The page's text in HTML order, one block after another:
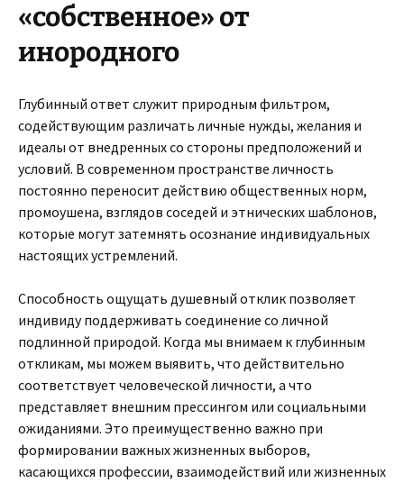
«собственное» от
инородного
Глубинный ответ служит природным фильтром,
содействующим различать личные нужды, желания и
идеалы от внедренных со стороны предположений и
условий. В современном пространстве личность
постоянно переносит действию общественных норм,
промоушена, взглядов соседей и этнических шаблонов,
которые могут затемнять осознание индивидуальных
настоящих устремлений.
Способность ощущать душевный отклик позволяет
индивиду поддерживать соединение со личной
подлинной природой. Когда мы внимаем к глубинным
откликам, мы можем выявить, что действительно
соответствует человеческой личности, а что
представляет внешним прессингом или социальными
ожиданиями. Это преимущественно важно при
формировании важных жизненных выборов,
касающихся профессии, взаимодействий или жизненных